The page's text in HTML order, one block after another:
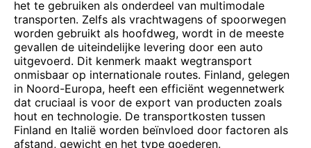
het te gebruiken als onderdeel van multimodale
transporten. Zelfs als vrachtwagens of spoorwegen
worden gebruikt als hoofdweg, wordt in de meeste
gevallen de uiteindelijke levering door een auto
uitgevoerd. Dit kenmerk maakt wegtransport
onmisbaar op internationale routes. Finland, gelegen
in Noord-Europa, heeft een efficiënt wegennetwerk
dat cruciaal is voor de export van producten zoals
hout en technologie. De transportkosten tussen
Finland en Italië worden beïnvloed door factoren als
afstand, gewicht en het type goederen.